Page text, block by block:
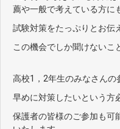
薦や一般で考えている方に
試験対策をたっぷりとお伝
この機会でしか聞けないこ
高校1，2年生のみなさんの
早めに対策したいという方
保護者の皆様のご参加も可